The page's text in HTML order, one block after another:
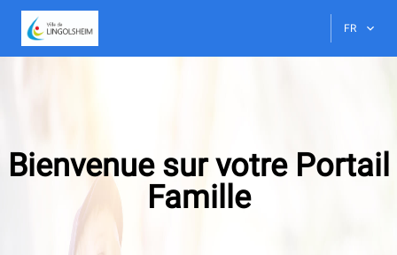
FR
Bienvenue sur votre Portail
Famille